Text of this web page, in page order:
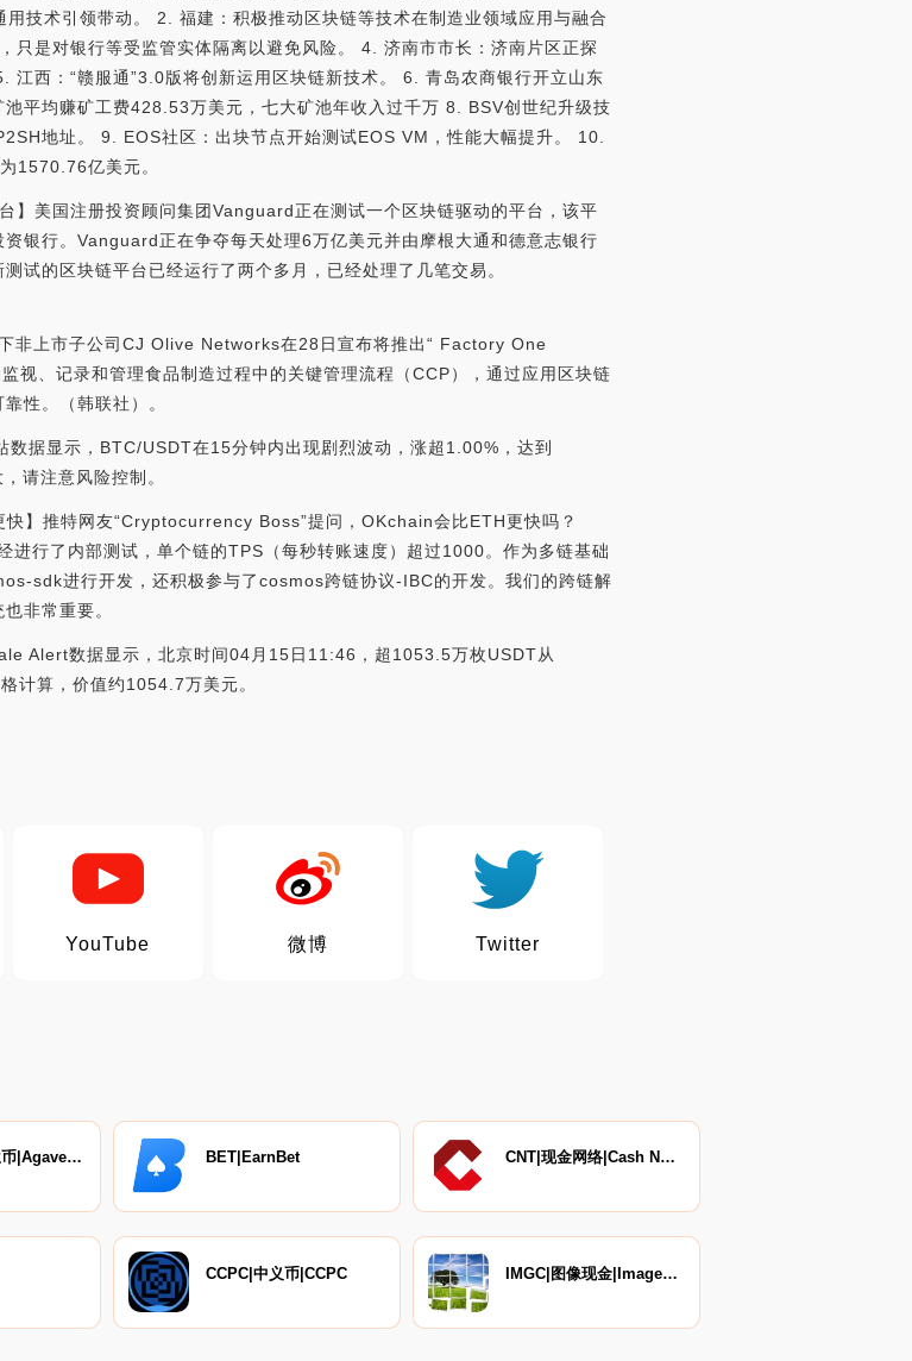
技术引领带动。 2. 福建：积极推动区块链等技术在制造业领域应用与融合
只是对银行等受监管实体隔离以避免风险。 4. 济南市市长：济南片区正探
江西：“赣服通”3.0版将创新运用区块链新技术。 6. 青岛农商银行开立山东
平均赚矿工费428.53万美元，七大矿池年收入过千万 8. BSV创世纪升级技
地址。 9. EOS社区：出块节点开始测试EOS VM，性能大幅提升。 10.
1570.76亿美元。
】美国注册投资顾问集团Vanguard正在测试一个区块链驱动的平台，该平
银行。Vanguard正在争夺每天处理6万亿美元并由摩根大通和德意志银行
试的区块链平台已经运行了两个多月，已经处理了几笔交易。
非上市子公司CJ Olive Networks在28日宣布将推出“ Factory One
视、记录和管理食品制造过程中的关键管理流程（CCP），通过应用区块链
性。（韩联社）。
数据显示，BTC/USDT在15分钟内出现剧烈波动，涨超1.00%，达到
请注意风险控制。
】推特网友“Cryptocurrency Boss”提问，OKchain会比ETH更快吗？
行了内部测试，单个链的TPS（每秒转账速度）超过1000。作为多链基础
sdk进行开发，还积极参与了cosmos跨链协议-IBC的开发。我们的跨链解
非常重要。
Alert数据显示，北京时间04月15日11:46，超1053.5万枚USDT从
计算，价值约1054.7万美元。
YouTube 微博 Twitter
AGVC|龙舌兰币|AgaveCoin BET|EarnBet CNT|现金网络|Cash Network
CCPC|中义币|CCPC IMGC|图像现金|ImageCash